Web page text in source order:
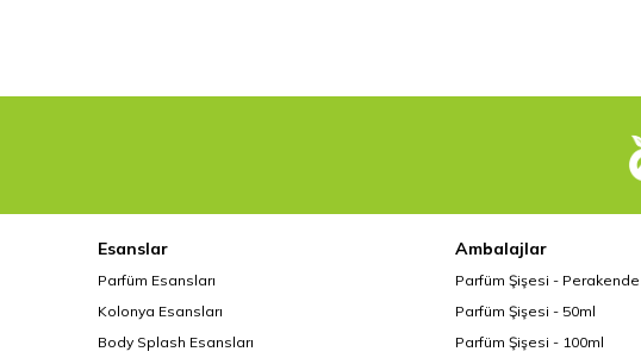
Esanslar
Parfüm Esansları
Kolonya Esansları
Body Splash Esansları
Ambalajlar
Parfüm Şişesi - Perakende
Parfüm Şişesi - 50ml
Parfüm Şişesi - 100ml